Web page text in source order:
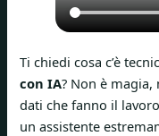
Ti chiedi cosa c’è
con IA? Non è
dati che fanno il
un assistente